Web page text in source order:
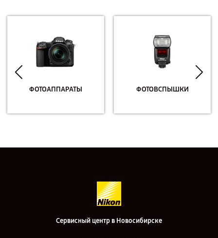
ФОТОАППАРАТЫ ФОТОВСПЫШКИ
Сервисный центр в Новосибирске